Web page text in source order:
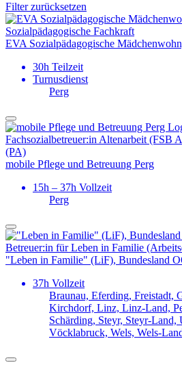
Filter zurücksetzen
Sozialpädagogische Fachkraft
EVA Sozial­pädagogische
30h Teilzeit
Turnusdienst
Perg
Fachsozial­­­betreuer:in Altenarbeit (FSB
(PA)
mobile Pflege und Betreuung Perg
15h – 37h Vollzeit
Perg
Betreuer:in für Leben in Familie
"Leben in Familie" (LiF), Bundesland
37h Vollzeit
Braunau, Eferding, Freistadt,
Kirchdorf, Linz, Linz-Land,
Schärding, Steyr, Steyr-Land,
Vöcklabruck, Wels, Wels-